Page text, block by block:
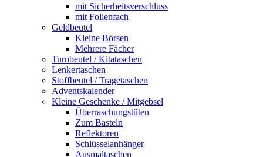
mit Sicherheitsverschluss
mit Folienfach
Geldbeutel
Kleine Börsen
Mehrere Fächer
Turnbeutel / Kitataschen
Lenkertaschen
Stoffbeutel / Tragetaschen
Adventskalender
Kleine Geschenke / Mitgebsel
Überraschungstüten
Zum Basteln
Reflektoren
Schlüsselanhänger
Ausmaltaschen